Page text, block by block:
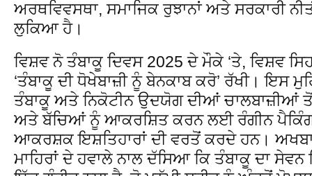
ਅਰਥਵਿਵਸਥਾ, ਸਮਾਜਿਕ ਰੁਝਾਨਾਂ ਅਤੇ ਸਰਕਾਰੀ
ਲੁਕਿਆ ਹੈ।
ਵਿਸ਼ਵ ਨੋ ਤੰਬਾਕੂ ਦਿਵਸ 2025 ਦੇ ਮੌਕੇ ‘ਤੇ, ਵਿਸ਼ਵ
‘ਤੰਬਾਕੂ ਦੀ ਧੋਖੇਬਾਜ਼ੀ ਨੂੰ ਬੇਨਕਾਬ ਕਰੋ’ ਰੱਖੀ। ਇਸ
ਤੰਬਾਕੂ ਅਤੇ ਨਿਕੋਟੀਨ ਉਦਯੋਗ ਦੀਆਂ ਚਾਲਬਾਜ਼ੀਆਂ ਤੋਂ
ਅਤੇ ਬੱਚਿਆਂ ਨੂੰ ਆਕਰਸ਼ਿਤ ਕਰਨ ਲਈ ਰੰਗੀਨ
ਆਕਰਸ਼ਕ ਇਸ਼ਤਿਹਾਰਾਂ ਦੀ ਵਰਤੋਂ ਕਰਦੇ ਹਨ।
ਮਾਹਿਰਾਂ ਦੇ ਹਵਾਲੇ ਨਾਲ ਦੱਸਿਆ ਕਿ ਤੰਬਾਕੂ ਦਾ